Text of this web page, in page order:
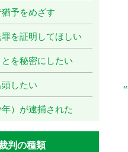
予をめざす
を証明してほしい
を秘密にしたい
したい
）が逮捕された
判の種類